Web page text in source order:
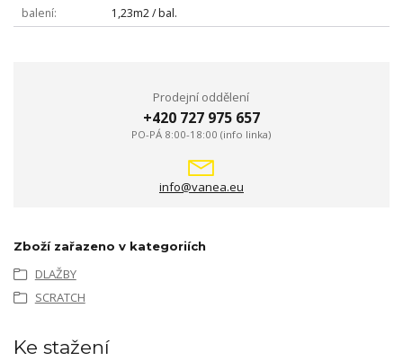
balení
1,23m2 / bal.
Prodejní oddělení
+420 727 975 657
PO-PÁ 8:00-18:00 (info linka)
info@vanea.eu
Zboží zařazeno v kategoriích
DLAŽBY
SCRATCH
Ke stažení